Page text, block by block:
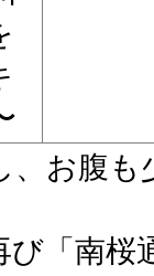
、お腹
び「南